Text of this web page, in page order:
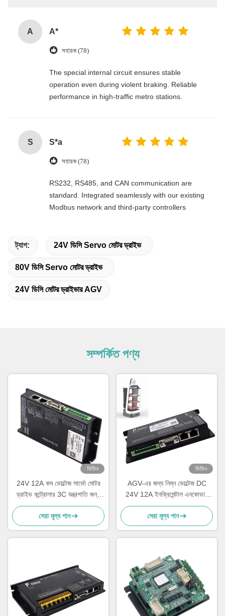
A A*
সহায়ক (78)
The special internal circuit ensures stable
operation even during violent braking. Reliable
performance in high-traffic metro stations.
S S*a
সহায়ক (78)
RS232, RS485, and CAN communication are
standard. Integrated seamlessly with our existing
Modbus network and third-party controllers
ট্যাগ: 24V ডিসি Servo মোটর ড্রাইভ
80V ডিসি Servo মোটর ড্রাইভ
24V ডিসি মোটর ড্রাইভার AGV
সম্পর্কিত পণ্য
ভিডিও
24V 12A কম ভোল্টেজ সার্ভো মোটর
ড্রাইভ কন্ট্রোলার 3C যন্ত্রপাতি জন্য
বৃদ্ধি এনকোডার
সেরা মূল্য পান
ভিডিও
AGV-এর জন্য নিম্ন ভোল্টেজ DC
24V 12A ইনক্রিমেন্টাল এনকোডার
সার্ভো ড্রাইভ
সেরা মূল্য পান